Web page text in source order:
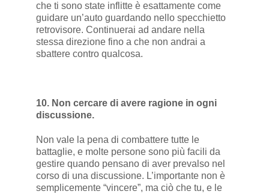
che ti sono state inflitte è esattamente come
guidare un’auto guardando nello specchietto
retrovisore. Continuerai ad andare nella
stessa direzione fino a che non andrai a
sbattere contro qualcosa.
10. Non cercare di avere ragione in ogni
discussione.
Non vale la pena di combattere tutte le
battaglie, e molte persone sono più facili da
gestire quando pensano di aver prevalso nel
corso di una discussione. L’importante non è
semplicemente “vincere”, ma ciò che tu, e le